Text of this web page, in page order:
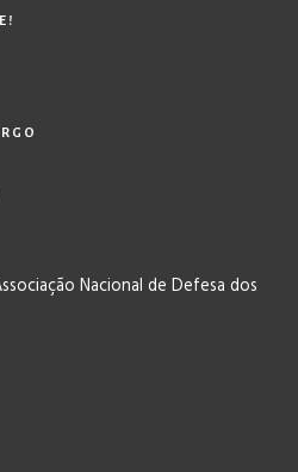
Nacional de Defesa dos